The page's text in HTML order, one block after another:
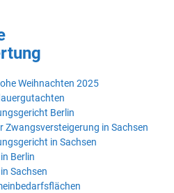
Weihnachten 2025
Berlin
in Sachsen
in Sachsen
Berlin
Sachsen